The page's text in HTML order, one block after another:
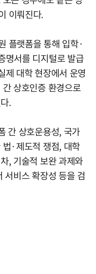
이뤄진다.
플랫폼을 통해 입학·
명서를 디지털로 발급
제 대학 현장에서 운영
상호인증 환경으로
.
간 상호운용성, 국가
·제도적 쟁점, 대학
, 기술적 보완 과제와
서비스 확장성 등을 검